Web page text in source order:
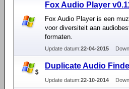
Fox Audio Player
Fox Audio Player is een
voor diversiteit aan
formaten.
Update datum:22-04-2015
Duplicate Audio
Update datum:22-10-2014